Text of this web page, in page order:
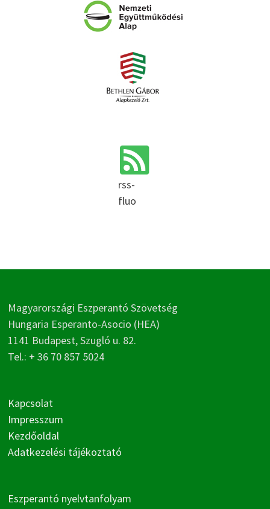
rss-
fluo
Magyarországi Eszperantó Szövetség
Hungaria Esperanto-Asocio (HEA)
1141 Budapest, Szugló u. 82.
Tel.: + 36 70 857 5024
Kapcsolat
Impresszum
Kezdőoldal
Adatkezelési tájékoztató
Eszperantó nyelvtanfolyam